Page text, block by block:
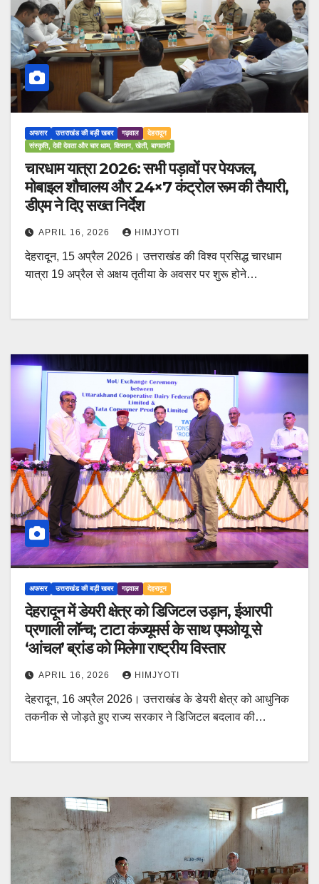
अफसर उत्तराखंड की बड़ी खबर गढ़वाल
देहरादून
संस्कृति, देवी देवता और चार धाम, किसान, खेती, बागवानी
चारधाम यात्रा 2026: सभी पड़ावों पर पेयजल,
मोबाइल शौचालय और 24×7 कंट्रोल रूम की तैयारी,
डीएम ने दिए सख्त निर्देश
APRIL 16, 2026 HIMJYOTI
देहरादून, 15 अप्रैल 2026। उत्तराखंड की विश्व प्रसिद्ध चारधाम
यात्रा 19 अप्रैल से अक्षय तृतीया के अवसर पर शुरू होने…
अफसर उत्तराखंड की बड़ी खबर गढ़वाल देहरादून
देहरादून में डेयरी क्षेत्र को डिजिटल उड़ान, ईआरपी
प्रणाली लॉन्च; टाटा कंज्यूमर्स के साथ एमओयू से
‘आंचल’ ब्रांड को मिलेगा राष्ट्रीय विस्तार
APRIL 16, 2026 HIMJYOTI
देहरादून, 16 अप्रैल 2026। उत्तराखंड के डेयरी क्षेत्र को आधुनिक
तकनीक से जोड़ते हुए राज्य सरकार ने डिजिटल बदलाव की…